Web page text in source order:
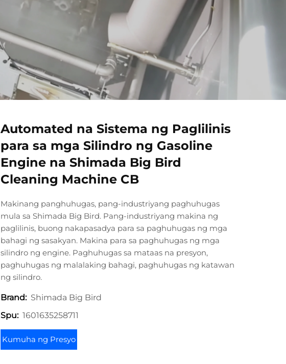
Automated na Sistema ng Paglilinis
para sa mga Silindro ng Gasoline
Engine na Shimada Big Bird
Cleaning Machine CB
Makinang panghuhugas, pang-industriyang paghuhugas
mula sa Shimada Big Bird. Pang-industriyang makina ng
paglilinis, buong nakapasadya para sa paghuhugas ng mga
bahagi ng sasakyan. Makina para sa paghuhugas ng mga
silindro ng engine. Paghuhugas sa mataas na presyon,
paghuhugas ng malalaking bahagi, paghuhugas ng katawan
ng silindro.
Brand: Shimada Big Bird
Spu: 1601635258711
Kumuha ng Presyo